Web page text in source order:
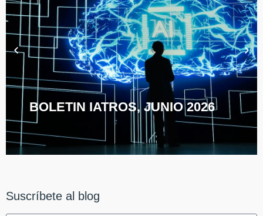
BOLETIN IATROS, JUNIO 2026
Suscríbete al blog